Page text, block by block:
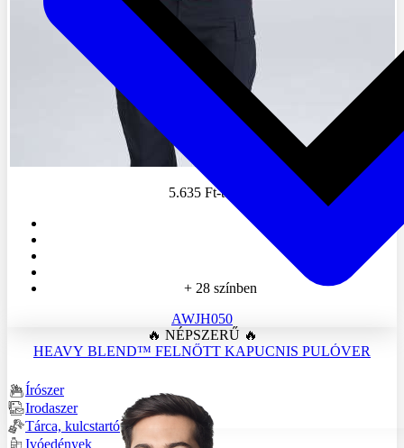
Írószer
Irodaszer
Tárca, kulcstartó
Ivóedények
5.635 Ft-tól
+ 28 színben
AWJH050
🔥 NÉPSZERŰ 🔥
HEAVY BLEND™ FELNŐTT KAPUCNIS PULÓVER